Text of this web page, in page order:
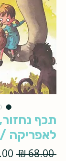
תכף
לאפריקה
‏68.00 ‏₪